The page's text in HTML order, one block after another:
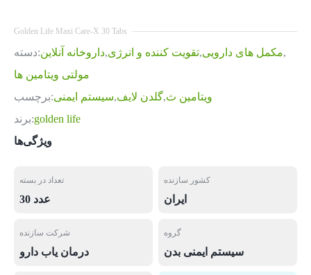
Golden Life Maxi Care-X 30 Tabs
دسته:داروخانه آنلاین,تقویت کننده و انرژی,مکمل های دارویی,
مولتی ویتامین ها
برچسب:سیستم ایمنی,گلدن لایف,ویتامین ث
برند:golden life
ویژگی‌ها
تعداد در بسته
30 عدد
کشور سازنده
ایران
شرکت سازنده
درمان یاب دارو
گروه
سیستم ایمنی بدن